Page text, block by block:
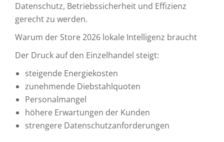
Datenschutz, Betriebssicherheit und Effizienz
gerecht zu werden.
Warum der Store 2026 lokale Intelligenz braucht
Der Druck auf den Einzelhandel steigt:
steigende Energiekosten
zunehmende Diebstahlquoten
Personalmangel
höhere Erwartungen der Kunden
strengere Datenschutzanforderungen